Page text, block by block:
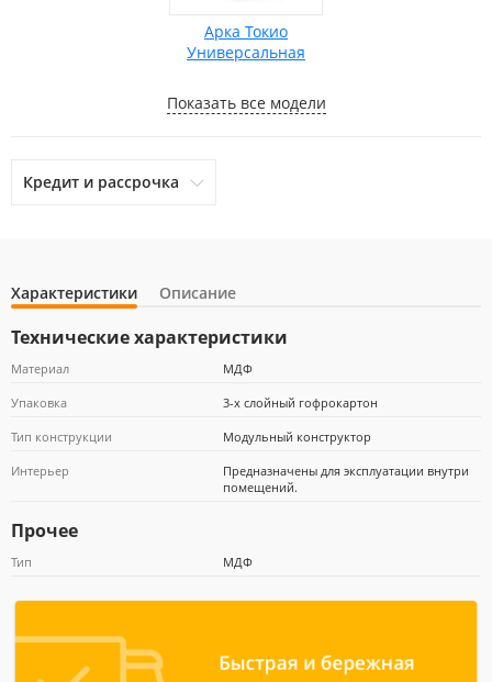
Арка Токио
Универсальная
Показать все модели
Кредит и рассрочка
otpbank
Почта Банк
Характеристики
Технические характеристики
Материал МДФ
Упаковка 3-х слойный гофрокартон
Тип конструкции Модульный конструктор
Интерьер
Предназначены для эксплуатации внутри
помещений.
Прочее
Тип МДФ
Описание